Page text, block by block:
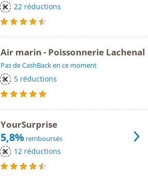
22 réductions
Air marin - Poissonnerie Lachenal
Pas de CashBack en ce moment
5 réductions
YourSurprise
5,8% remboursés
12 réductions